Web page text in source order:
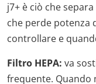
j7+ è ciò che
che perde potenza
controllare e
Filtro HEPA: va
frequente. Quando